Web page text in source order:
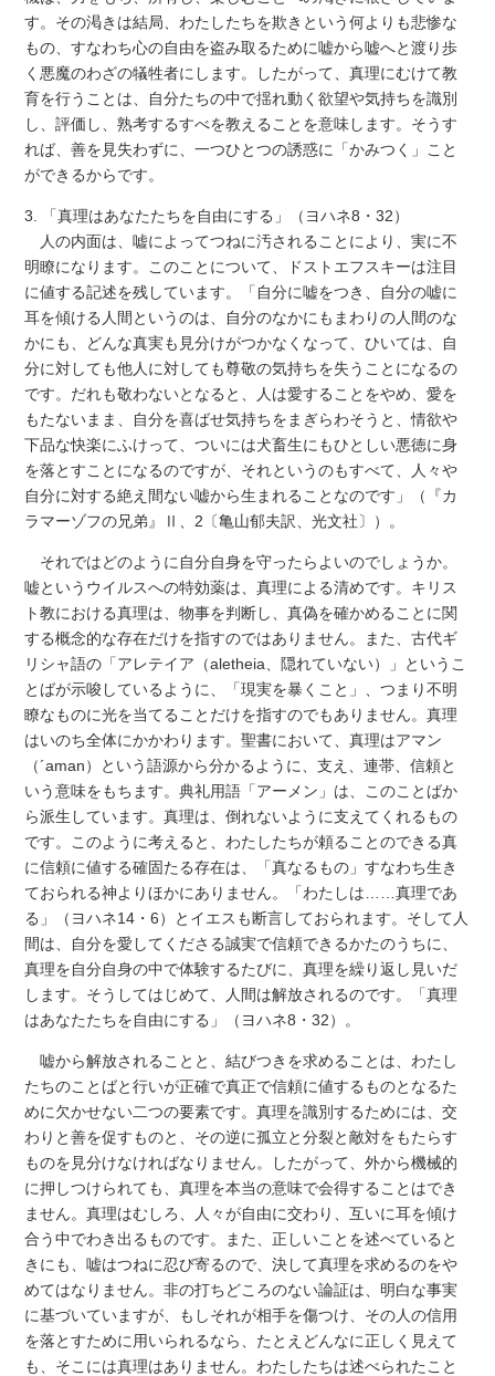
す。その渇きは結局、わたしたちを欺きという何よりも悲惨な
もの、すなわち心の自由を盗み取るために嘘から嘘へと渡り歩
く悪魔のわざの犠牲者にします。したがって、真理にむけて教
育を行うことは、自分たちの中で揺れ動く欲望や気持ちを識別
し、評価し、熟考するすべを教えることを意味します。そうす
れば、善を見失わずに、一つひとつの誘惑に「かみつく」こと
ができるからです。
3. 「真理はあなたたちを自由にする」（ヨハネ8・32）
人の内面は、嘘によってつねに汚されることにより、実に不
明瞭になります。このことについて、ドストエフスキーは注目
に値する記述を残しています。「自分に嘘をつき、自分の嘘に
耳を傾ける人間というのは、自分のなかにもまわりの人間のな
かにも、どんな真実も見分けがつかなくなって、ひいては、自
分に対しても他人に対しても尊敬の気持ちを失うことになるの
です。だれも敬わないとなると、人は愛することをやめ、愛を
もたないまま、自分を喜ばせ気持ちをまぎらわそうと、情欲や
下品な快楽にふけって、ついには犬畜生にもひとしい悪徳に身
を落とすことになるのですが、それというのもすべて、人々や
自分に対する絶え間ない嘘から生まれることなのです」（『カ
ラマーゾフの兄弟』Ⅱ、2〔亀山郁夫訳、光文社〕）。
それではどのように自分自身を守ったらよいのでしょうか。
嘘というウイルスへの特効薬は、真理による清めです。キリス
ト教における真理は、物事を判断し、真偽を確かめることに関
する概念的な存在だけを指すのではありません。また、古代ギ
リシャ語の「アレテイア（aletheia、隠れていない）」というこ
とばが示唆しているように、「現実を暴くこと」、つまり不明
瞭なものに光を当てることだけを指すのでもありません。真理
はいのち全体にかかわります。聖書において、真理はアマン
（´aman）という語源から分かるように、支え、連帯、信頼と
いう意味をもちます。典礼用語「アーメン」は、このことばか
ら派生しています。真理は、倒れないように支えてくれるもの
です。このように考えると、わたしたちが頼ることのできる真
に信頼に値する確固たる存在は、「真なるもの」すなわち生き
ておられる神よりほかにありません。「わたしは……真理であ
る」（ヨハネ14・6）とイエスも断言しておられます。そして人
間は、自分を愛してくださる誠実で信頼できるかたのうちに、
真理を自分自身の中で体験するたびに、真理を繰り返し見いだ
します。そうしてはじめて、人間は解放されるのです。「真理
はあなたたちを自由にする」（ヨハネ8・32）。
嘘から解放されることと、結びつきを求めることは、わたし
たちのことばと行いが正確で真正で信頼に値するものとなるた
めに欠かせない二つの要素です。真理を識別するためには、交
わりと善を促すものと、その逆に孤立と分裂と敵対をもたらす
ものを見分けなければなりません。したがって、外から機械的
に押しつけられても、真理を本当の意味で会得することはでき
ません。真理はむしろ、人々が自由に交わり、互いに耳を傾け
合う中でわき出るものです。また、正しいことを述べていると
きにも、嘘はつねに忍び寄るので、決して真理を求めるのをや
めてはなりません。非の打ちどころのない論証は、明白な事実
に基づいていますが、もしそれが相手を傷つけ、その人の信用
を落とすために用いられるなら、たとえどんなに正しく見えて
も、そこには真理はありません。わたしたちは述べられたこと